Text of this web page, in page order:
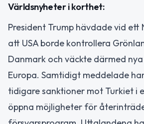
Världsnyheter i korthet:
President Trump hävdade vid
att USA borde kontrollera
Danmark och väckte därmed
Europa. Samtidigt meddelade
tidigare sanktioner mot Turkiet i
öppna möjligheter för